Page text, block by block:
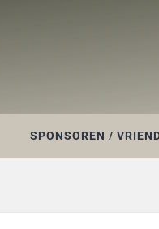
SPONSOREN /